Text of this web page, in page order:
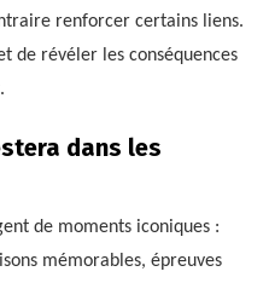
renforcer certains liens.
de révéler les conséquences
dans les
de moments iconiques :
mémorables, épreuves